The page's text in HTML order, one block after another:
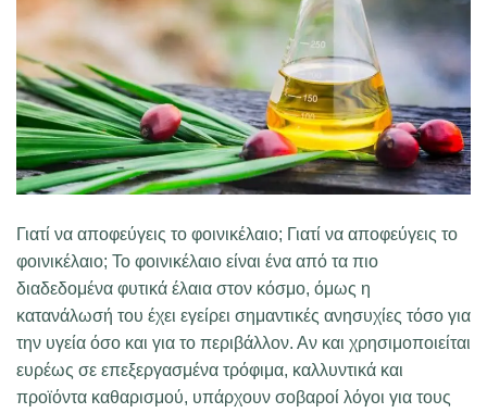
Γιατί να αποφεύγεις το φοινικέλαιο; Γιατί να αποφεύγεις το
φοινικέλαιο; Το φοινικέλαιο είναι ένα από τα πιο
διαδεδομένα φυτικά έλαια στον κόσμο, όμως η
κατανάλωσή του έχει εγείρει σημαντικές ανησυχίες τόσο για
την υγεία όσο και για το περιβάλλον. Αν και χρησιμοποιείται
ευρέως σε επεξεργασμένα τρόφιμα, καλλυντικά και
προϊόντα καθαρισμού, υπάρχουν σοβαροί λόγοι για τους